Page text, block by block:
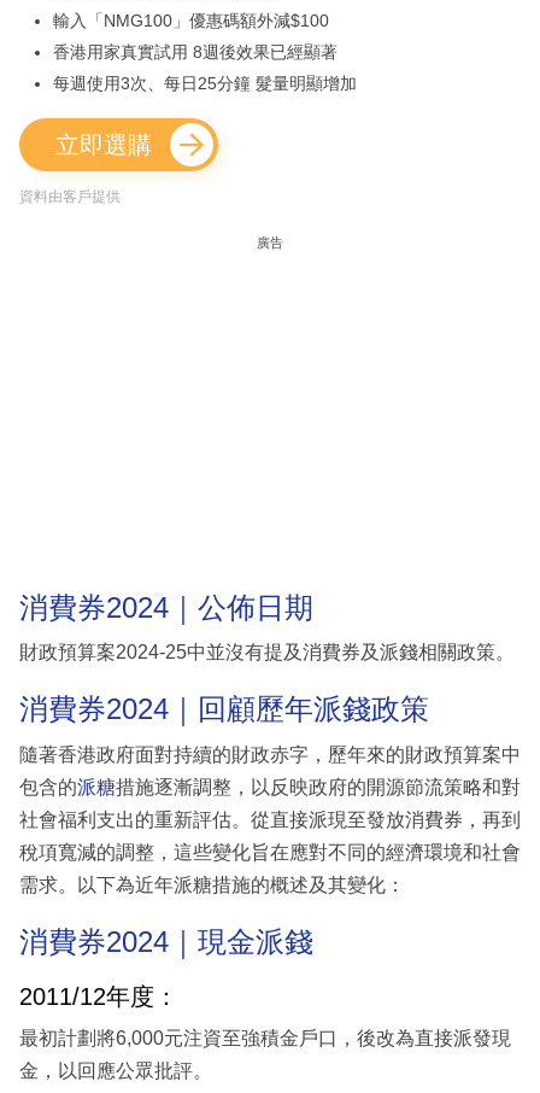
輸入「NMG100」優惠碼額外減$100
香港用家真實試用 8週後效果已經顯著
每週使用3次、每日25分鐘 髮量明顯增加
立即選購
資料由客戶提供
廣告
消費券2024｜公佈日期
財政預算案2024-25中並沒有提及消費券及派錢相關政策。
消費券2024｜回顧歷年派錢政策
隨著香港政府面對持續的財政赤字，歷年來的財政預算案中
包含的派糖措施逐漸調整，以反映政府的開源節流策略和對
社會福利支出的重新評估。從直接派現至發放消費券，再到
稅項寬減的調整，這些變化旨在應對不同的經濟環境和社會
需求。以下為近年派糖措施的概述及其變化：
消費券2024｜現金派錢
2011/12年度：
最初計劃將6,000元注資至強積金戶口，後改為直接派發現
金，以回應公眾批評。